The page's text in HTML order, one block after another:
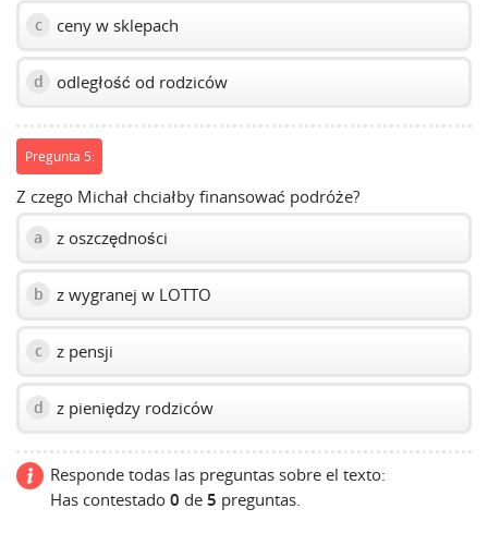
c ceny w sklepach
d odległość od rodziców
Pregunta 5:
Z czego Michał chciałby finansować podróże?
a z oszczędności
b z wygranej w LOTTO
c z pensji
d z pieniędzy rodziców
Responde todas las preguntas sobre el texto:
Has contestado 0 de 5 preguntas.